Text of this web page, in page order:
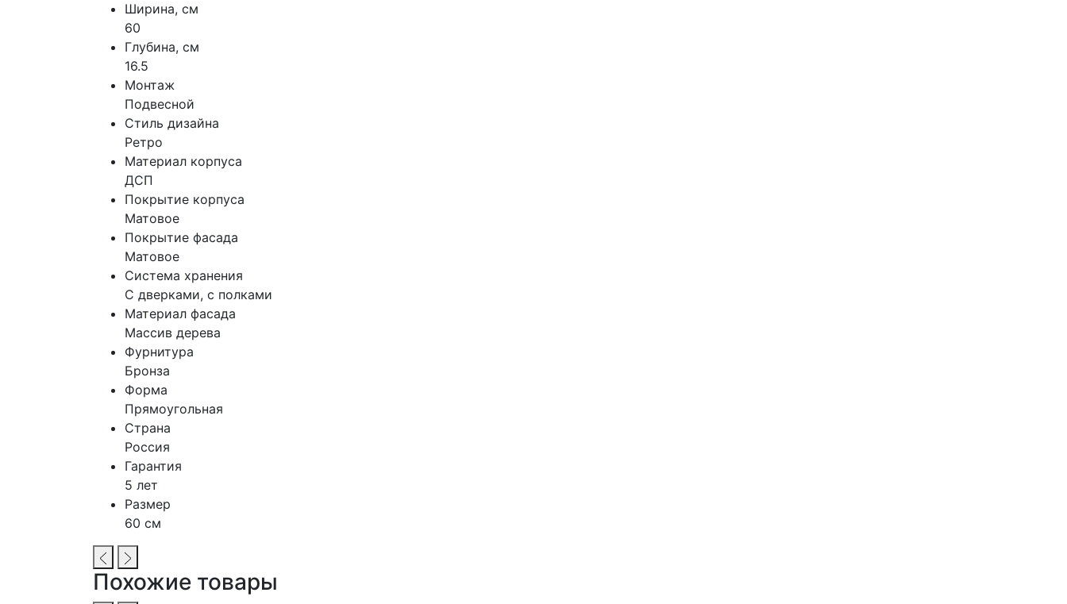
Ширина, см
60
Глубина, см
16.5
Монтаж
Подвесной
Стиль дизайна
Ретро
Материал корпуса
ДСП
Покрытие корпуса
Матовое
Покрытие фасада
Матовое
Система хранения
С дверками, с полками
Материал фасада
Массив дерева
Фурнитура
Бронза
Форма
Прямоугольная
Страна
Россия
Гарантия
5 лет
Размер
60 см
Похожие товары